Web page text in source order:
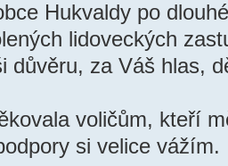
Hukvaldy po
lidoveckých
důvěru, za Váš hlas,
voličům, kteří
si velice vážím.